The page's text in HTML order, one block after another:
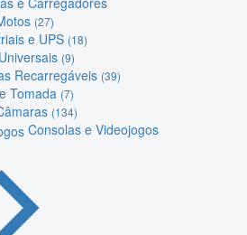
(27)
e UPS (18)
(9)
Recarregáveis (39)
Tomada (7)
(134)
Consolas e Videojogos